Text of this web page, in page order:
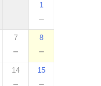
1
－
7
－
8
－
14 15